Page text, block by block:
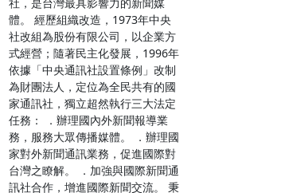
體。 經歷組織改造，1973年中央
社改組為股份有限公司，以企業方
式經營；隨著民主化發展，1996年
依據「中央通訊社設置條例」改制
為財團法人，定位為全民共有的國
家通訊社，獨立超然執行三大法定
任務： ．辦理國內外新聞報導業
務，服務大眾傳播媒體。 ．辦理國
家對外新聞通訊業務，促進國際對
台灣之瞭解。 ．加強與國際新聞通
訊社合作，增進國際新聞交流。 秉